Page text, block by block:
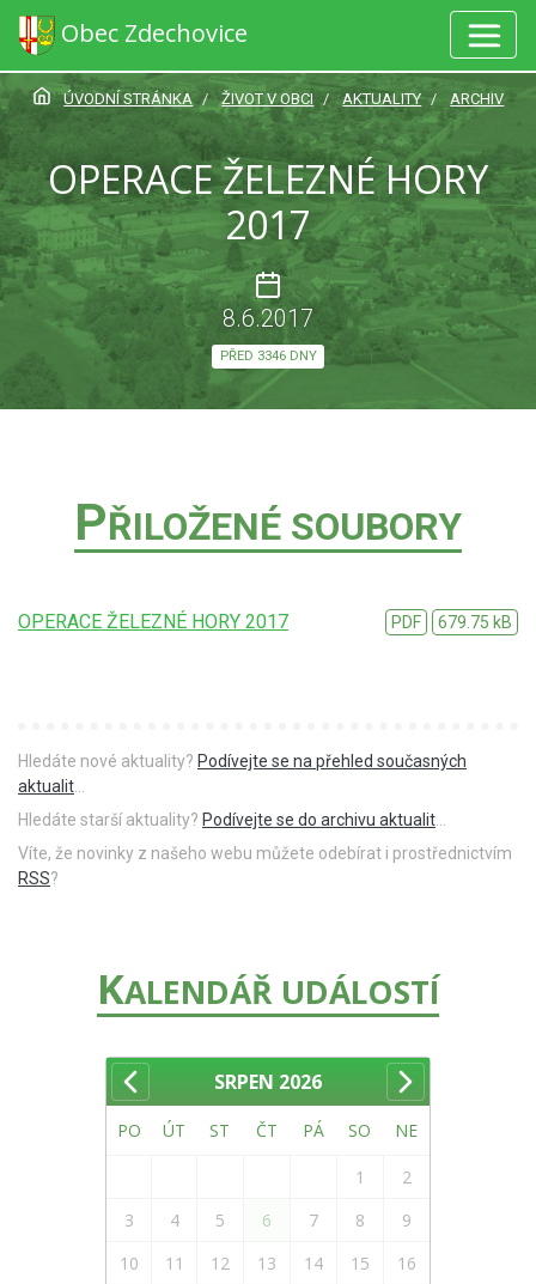
Obec Zdechovice
ÚVODNÍ STRÁNKA ŽIVOT V OBCI AKTUALITY ARCHIV
OPERACE ŽELEZNÉ HORY
2017
8.6.2017
PŘED 3346 DNY
PŘILOŽENÉ SOUBORY
OPERACE ŽELEZNÉ HORY 2017 PDF 679.75 kB
Hledáte nové aktuality? Podívejte se na přehled současných
aktualit
Hledáte starší aktuality? Podívejte se do archivu aktualit
Víte, že novinky z našeho webu můžete odebírat i prostřednictvím
RSS?
KALENDÁŘ UDÁLOSTÍ
SRPEN 2026
PO ÚT ST ČT PÁ SO NE
1
2
3
4 5 6 7 8
9
10
11 12 13 14 15
16